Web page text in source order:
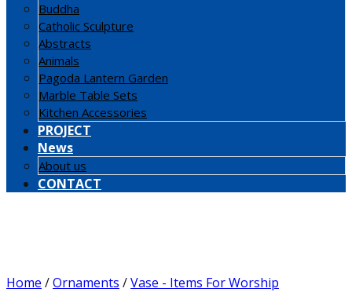
Buddha
Catholic Sculpture
Abstracts
Animals
Pagoda Lantern Garden
Marble Table Sets
Kitchen Accessories
PROJECT
News
About us
CONTACT
Home /Ornaments /Vase - Items For Worship